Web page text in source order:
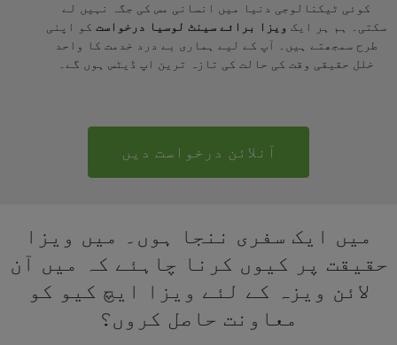
کوئی ٹیکنالوجی دنیا میں انسانی مس کی جگہ نہیں لے
سکتی۔ ہم ہر ایک ویزا برائے سینٹ لوسیا درخواست کو اپنی
طرح سمجھتے ہیں۔ آپ کے لیے ہماری بے درد خدمت کا واحد
خلل حقیقی وقت کی حالت کی تازہ ترین اپ ڈیٹس ہوں گے۔
آنلائن درخواست دیں
میں ایک سفری ننجا ہوں۔ میں ویزا
حقیقت پر کیوں کرنا چاہئے کہ میں آن
لائن ویزہ کے لئے ویزا ایچ کیو کو
معاونت حاصل کروں؟